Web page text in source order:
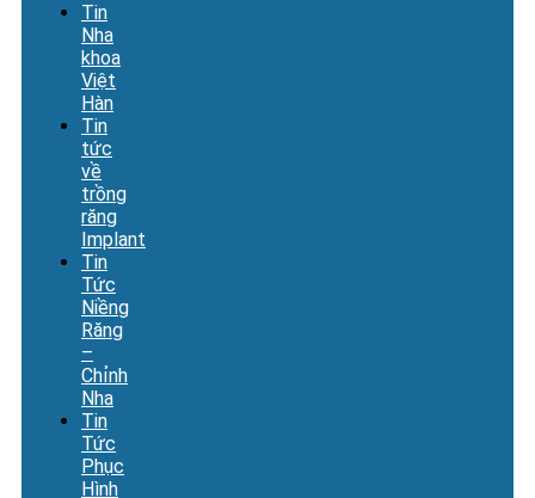
Tin
Nha
khoa
Việt
Hàn
Tin
tức
về
trồng
răng
Implant
Tin
Tức
Niềng
Răng
–
Chỉnh
Nha
Tin
Tức
Phục
Hình